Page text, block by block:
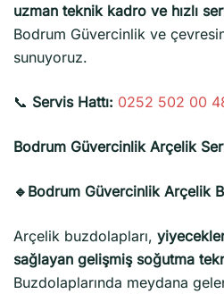
uzman teknik kadro ve hızlı
Bodrum Güvercinlik ve
sunuyoruz.
📞 Servis Hattı: 0252 502 00
Bodrum Güvercinlik Arçelik
🔹Bodrum Güvercinlik Arçelik
Arçelik buzdolapları,
sağlayan gelişmiş soğutma
Buzdolaplarında meydana